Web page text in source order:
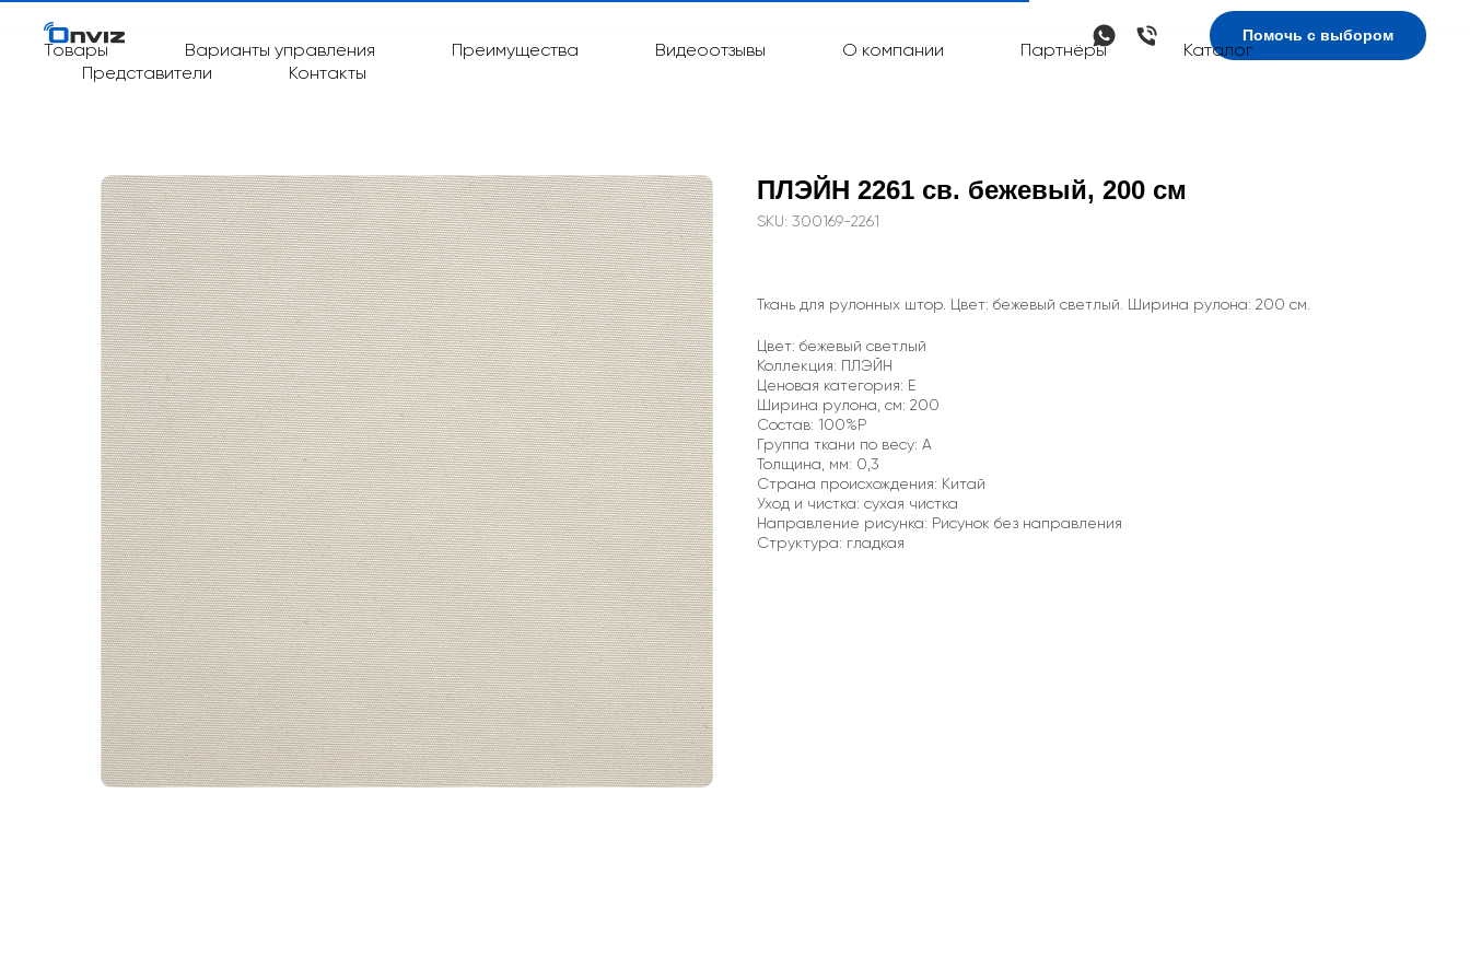
Помочь с выбором
Товары Варианты управления Преимущества Видеоотзывы О компании Партнёры
Каталог
Представители
Контакты
ПЛЭЙН 2261 св. бежевый, 200 см
SKU: 300169-2261
Ткань для рулонных штор. Цвет: бежевый светлый. Ширина рулона: 200 см.
Цвет: бежевый светлый
Коллекция: ПЛЭЙН
Ценовая категория: E
Ширина рулона, см: 200
Состав: 100%P
Группа ткани по весу: A
Толщина, мм: 0,3
Страна происхождения: Китай
Уход и чистка: сухая чистка
Направление рисунка: Рисунок без направления
Структура: гладкая
WhatsApp